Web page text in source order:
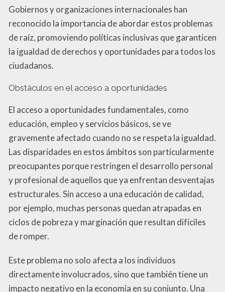
Gobiernos y organizaciones internacionales han
reconocido la importancia de abordar estos problemas
de raíz, promoviendo políticas inclusivas que garanticen
la igualdad de derechos y oportunidades para todos los
ciudadanos.
Obstáculos en el acceso a oportunidades
El acceso a oportunidades fundamentales, como
educación, empleo y servicios básicos, se ve
gravemente afectado cuando no se respeta la igualdad.
Las disparidades en estos ámbitos son particularmente
preocupantes porque restringen el desarrollo personal
y profesional de aquellos que ya enfrentan desventajas
estructurales. Sin acceso a una educación de calidad,
por ejemplo, muchas personas quedan atrapadas en
ciclos de pobreza y marginación que resultan difíciles
de romper.
Este problema no solo afecta a los individuos
directamente involucrados, sino que también tiene un
impacto negativo en la economía en su conjunto. Una